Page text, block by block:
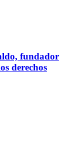
fundador
derechos